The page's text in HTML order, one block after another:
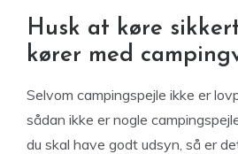
Husk at køre
kører med
Selvom campingspejle ikke er
sådan ikke er nogle
du skal have godt udsyn, så er